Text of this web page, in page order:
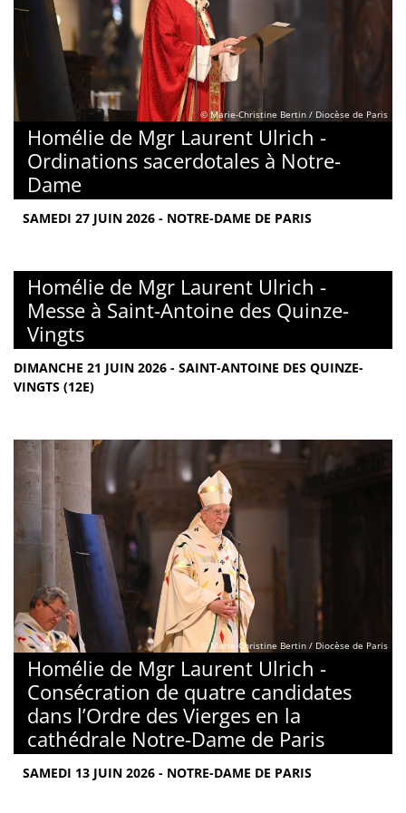
© Marie-Christine Bertin / Diocèse de Paris
Homélie de Mgr Laurent Ulrich -
Ordinations sacerdotales à Notre-
Dame
SAMEDI 27 JUIN 2026 - NOTRE-DAME DE PARIS
Homélie de Mgr Laurent Ulrich -
Messe à Saint-Antoine des Quinze-
Vingts
DIMANCHE 21 JUIN 2026 - SAINT-ANTOINE DES QUINZE-
VINGTS (12E)
© Marie-Christine Bertin / Diocèse de Paris
Homélie de Mgr Laurent Ulrich -
Consécration de quatre candidates
dans l’Ordre des Vierges en la
cathédrale Notre-Dame de Paris
SAMEDI 13 JUIN 2026 - NOTRE-DAME DE PARIS